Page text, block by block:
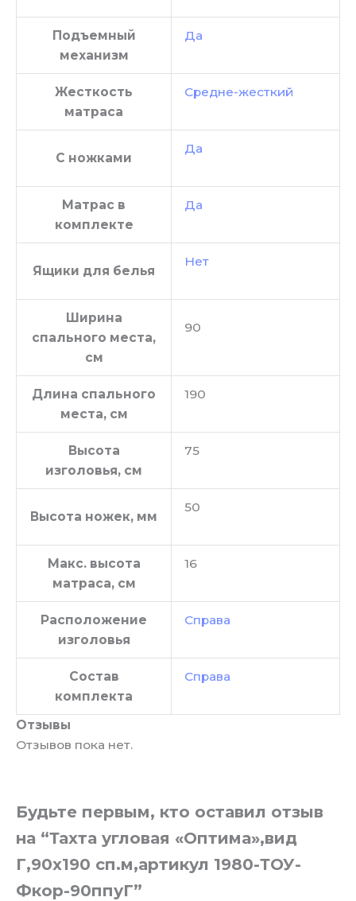
Подъемный
механизм
Да
Жесткость
матраса
Средне-жесткий
С ножками
Да
Матрас в
комплекте
Да
Ящики для белья
Нет
Ширина
спального места,
см
90
Длина спального
места, см
190
Высота
изголовья, см
75
Высота ножек, мм
50
Макс. высота
матраса, см
16
Расположение
изголовья
Справа
Состав
комплекта
Справа
Отзывы
Отзывов пока нет.
Будьте первым, кто оставил отзыв
на “Тахта угловая «Оптима»,вид
Г,90х190 сп.м,артикул 1980-ТОУ-
Фкор-90ппуГ”